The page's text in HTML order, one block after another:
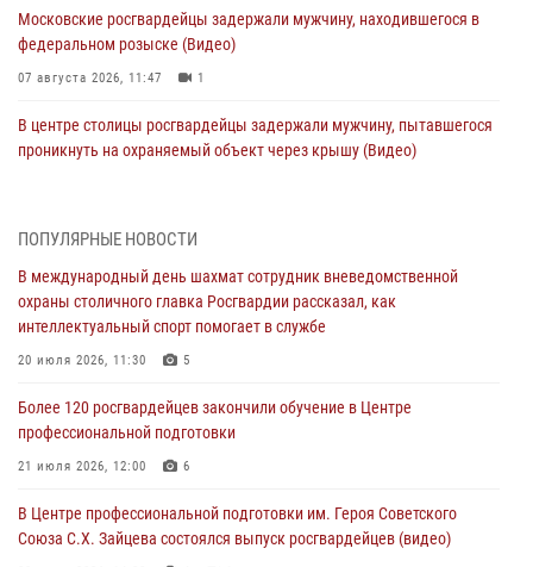
Московские росгвардейцы задержали мужчину, находившегося в
федеральном розыске (Видео)
07 августа 2026, 11:47 1
В центре столицы росгвардейцы задержали мужчину, пытавшегося
проникнуть на охраняемый объект через крышу (Видео)
Столичное управление вневедомственной охраны Росгвардии
совещании в Нижнем Новгороде (видео)
06 августа 2026, 14:59
Столичные росгвардейцы задержали троих мужчин, устроивших
06 августа 2026, 11:20
Охрану общественного порядка и безопасность на футбольном
06 августа 2026, 08:30
ПОПУЛЯРНЫЕ НОВОСТИ
В международный день шахмат сотрудник вневедомственной
охраны столичного главка Росгвардии рассказал, как
интеллектуальный спорт помогает в службе
20 июля 2026, 11:30 5
Более 120 росгвардейцев закончили обучение в Центре
профессиональной подготовки
21 июля 2026, 12:00 6
В Центре профессиональной подготовки им. Героя Советского
Союза С.Х. Зайцева состоялся выпуск росгвардейцев (видео)